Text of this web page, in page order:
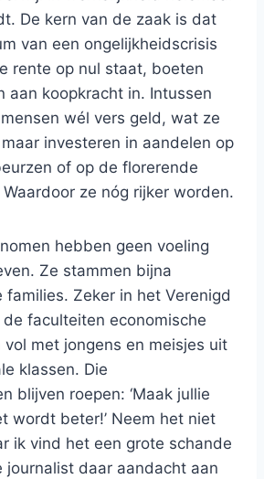
De kern van de zaak is dat
van een ongelijkheidscrisis
rente op nul staat, boeten
aan koopkracht in. Intussen
wél vers geld, wat ze
investeren in aandelen op
of op de florerende
ze nóg rijker worden.
hebben geen voeling
Ze stammen bijna
families. Zeker in het Verenigd
faculteiten economische
met jongens en meisjes uit
klassen. Die
blijven roepen: ‘Maak jullie
wordt beter!’ Neem het niet
ik vind het een grote schande
journalist daar aandacht aan